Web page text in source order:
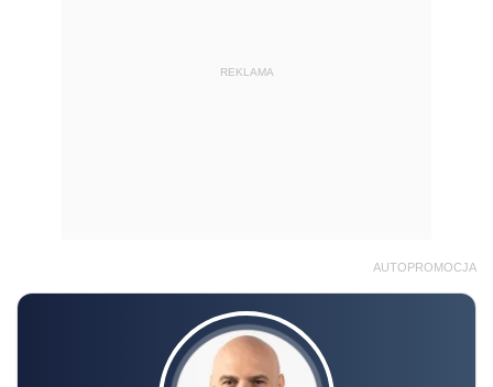
REKLAMA
AUTOPROMOCJA